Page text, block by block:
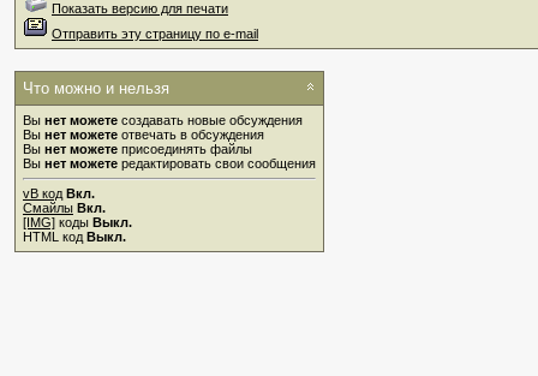
Показать версию для печати
Отправить эту страницу по e-mail
Что можно и нельзя
Вы нет можете создавать новые обсуждения
Вы нет можете отвечать в обсуждения
Вы нет можете присоединять файлы
Вы нет можете редактировать свои сообщения
vB код Вкл.
Смайлы Вкл.
[IMG] коды Выкл.
HTML код Выкл.